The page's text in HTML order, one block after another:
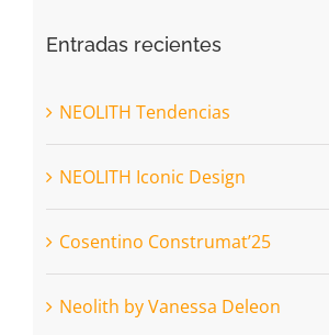
Entradas recientes
NEOLITH Tendencias
NEOLITH Iconic Design
Cosentino Construmat’25
Neolith by Vanessa Deleon